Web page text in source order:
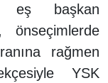
eş başkan
önseçimlerde
rağmen
YSK